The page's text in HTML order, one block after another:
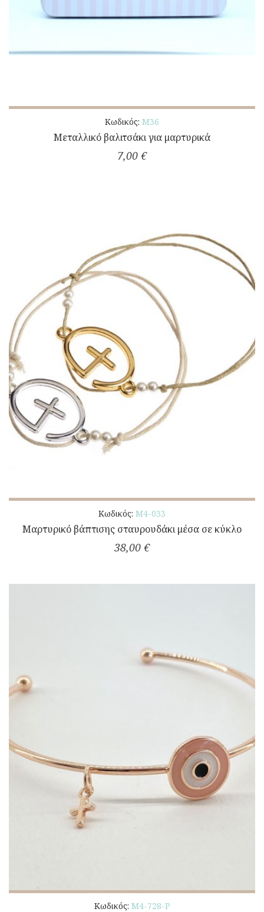
Κωδικός: Μ36
Μεταλλικό βαλιτσάκι για μαρτυρικά
7,00 €
Κωδικός: Μ4-033
Μαρτυρικό βάπτισης σταυρουδάκι μέσα σε κύκλο
38,00 €
Κωδικός: Μ4-728-Ρ